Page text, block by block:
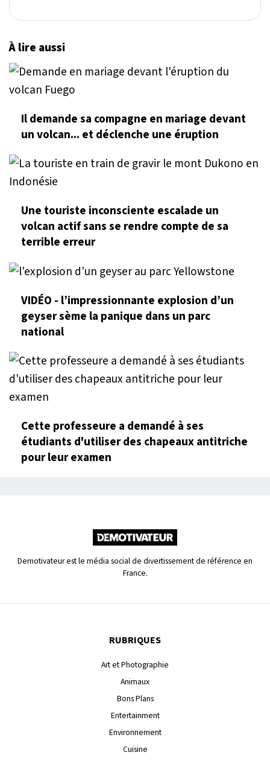
À lire aussi
Il demande sa compagne en mariage devant
un volcan... et déclenche une éruption
Une touriste inconsciente escalade un
volcan actif sans se rendre compte de sa
terrible erreur
VIDÉO - l’impressionnante explosion d’un
geyser sème la panique dans un parc
national
Cette professeure a demandé à ses
étudiants d'utiliser des chapeaux antitriche
pour leur examen
Demotivateur est le média social de divertissement de référence en
France.
RUBRIQUES
Art et Photographie
Animaux
Bons Plans
Entertainment
Environnement
Cuisine